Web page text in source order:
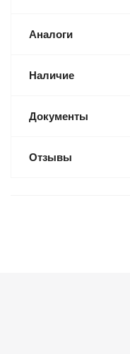
Аналоги
Наличие
Документы
Отзывы